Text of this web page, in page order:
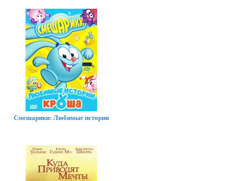
Смешарики: Любимые истории